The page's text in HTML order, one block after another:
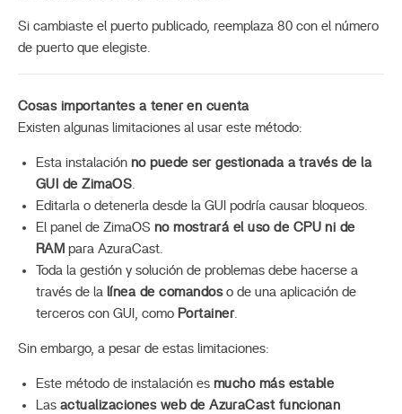
Si cambiaste el puerto publicado, reemplaza 80 con el número
de puerto que elegiste.
Cosas importantes a tener en cuenta
Existen algunas limitaciones al usar este método:
Esta instalación no puede ser gestionada a través de la
GUI de ZimaOS.
Editarla o detenerla desde la GUI podría causar bloqueos.
El panel de ZimaOS no mostrará el uso de CPU ni de
RAM para AzuraCast.
Toda la gestión y solución de problemas debe hacerse a
través de la línea de comandoso de una aplicación de
terceros con GUI, como Portainer.
Sin embargo, a pesar de estas limitaciones:
Este método de instalación es mucho más estable
Las actualizaciones web de AzuraCast funcionan